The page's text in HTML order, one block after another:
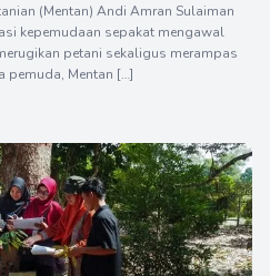
(Mentan) Andi Amran Sulaiman
kepemudaan sepakat mengawal
petani sekaligus merampas
pemuda, Mentan […]